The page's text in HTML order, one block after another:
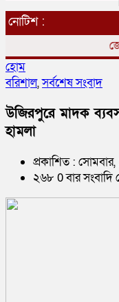
নোটিশ :
জেলা-উপজেলা
হোম
বরিশাল,সর্বশেষ সংবাদ
উজিরপুরে মাদক
হামলা
প্রকাশিত :
২৬৮ 0 বার সংবাদি